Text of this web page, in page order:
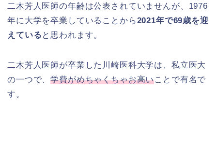
二木芳人医師の年齢は公表されていませんが、1976
年に大学を卒業していることから2021年で69歳を迎
えている と思われます。
二木芳人医師が卒業した川崎医科大学は、私立医大
の一つで、学費がめちゃくちゃお高いことで有名で
す。